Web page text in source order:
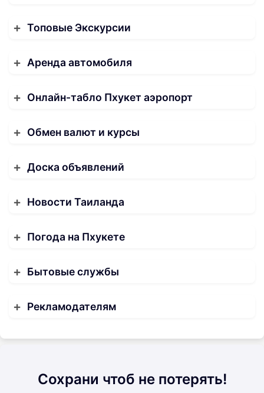
Топовые Экскурсии
Аренда автомобиля
Онлайн-табло Пхукет аэропорт
Обмен валют и курсы
Доска объявлений
Новости Таиланда
Погода на Пхукете
Бытовые службы
Рекламодателям
Сохрани чтоб не потерять!